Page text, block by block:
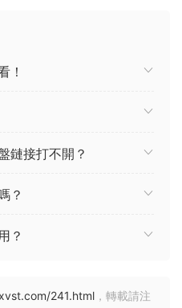
！
鏈接打不開？
？
？
241.html ，轉載請注